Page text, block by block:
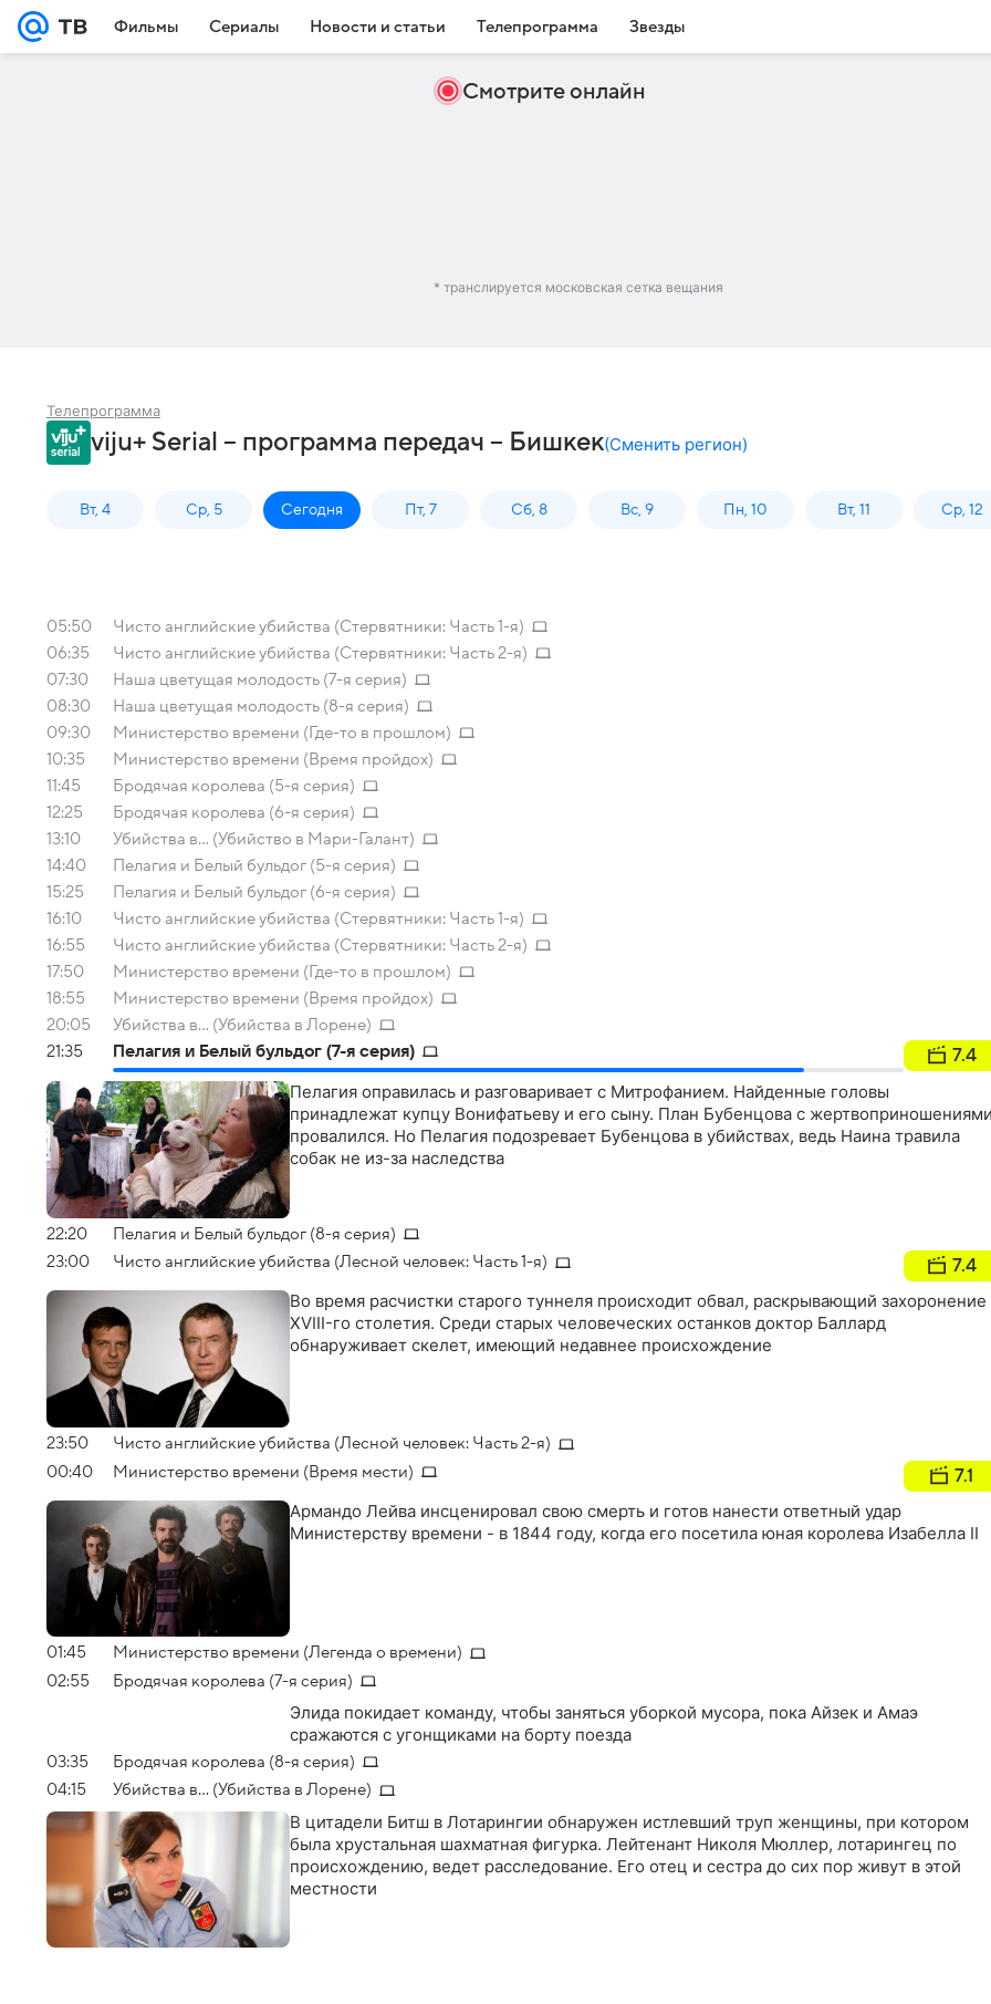
Фильмы Сериалы Новости и статьи Телепрограмма Звезды
Смотрите онлайн
* транслируется московская сетка вещания
Телепрограмма
viju+ Serial – программа передач – Бишкек(Сменить регион)
Вт, 4 Ср, 5 Сегодня Пт, 7 Сб, 8 Вс, 9 Пн, 10 Вт, 11 Ср, 12
05:50
Чисто английские убийства (Стервятники: Часть 1-я)
06:35
Чисто английские убийства (Стервятники: Часть 2-я)
07:30
Наша цветущая молодость (7-я серия)
08:30
Наша цветущая молодость (8-я серия)
09:30
Министерство времени (Где-то в прошлом)
10:35
Министерство времени (Время пройдох)
11:45
Бродячая королева (5-я серия)
12:25
Бродячая королева (6-я серия)
13:10
Убийства в... (Убийство в Мари-Галант)
14:40
Пелагия и Белый бульдог (5-я серия)
15:25
Пелагия и Белый бульдог (6-я серия)
16:10
Чисто английские убийства (Стервятники: Часть 1-я)
16:55
Чисто английские убийства (Стервятники: Часть 2-я)
17:50
Министерство времени (Где-то в прошлом)
18:55
Министерство времени (Время пройдох)
20:05
Убийства в... (Убийства в Лорене)
21:35
Пелагия и Белый бульдог (7-я серия) 7.4
Пелагия оправилась и разговаривает с Митрофанием. Найденные головы
принадлежат купцу Вонифатьеву и его сыну. План Бубенцова с
провалился. Но Пелагия подозревает Бубенцова в убийствах, ведь Наина травила
собак не из-за наследства
22:20
Пелагия и Белый бульдог (8-я серия)
23:00
Чисто английские убийства (Лесной человек: Часть 1-я) 7.4
Во время расчистки старого туннеля происходит обвал, раскрывающий захоронение
XVIII-го столетия. Среди старых человеческих останков доктор Баллард
обнаруживает скелет, имеющий недавнее происхождение
23:50
Чисто английские убийства (Лесной человек: Часть 2-я)
00:40
Министерство времени (Время мести) 7.1
Армандо Лейва инсценировал свою смерть и готов нанести ответный удар
Министерству времени - в 1844 году, когда его посетила юная королева Изабелла II
01:45
Министерство времени (Легенда о времени)
02:55
Бродячая королева (7-я серия)
Элида покидает команду, чтобы заняться уборкой мусора, пока Айзек и Амаэ
сражаются с угонщиками на борту поезда
03:35
Бродячая королева (8-я серия)
04:15
Убийства в... (Убийства в Лорене)
В цитадели Битш в Лотарингии обнаружен истлевший труп женщины, при котором
была хрустальная шахматная фигурка. Лейтенант Николя Мюллер, лотарингец по
происхождению, ведет расследование. Его отец и сестра до сих пор живут в этой
местности